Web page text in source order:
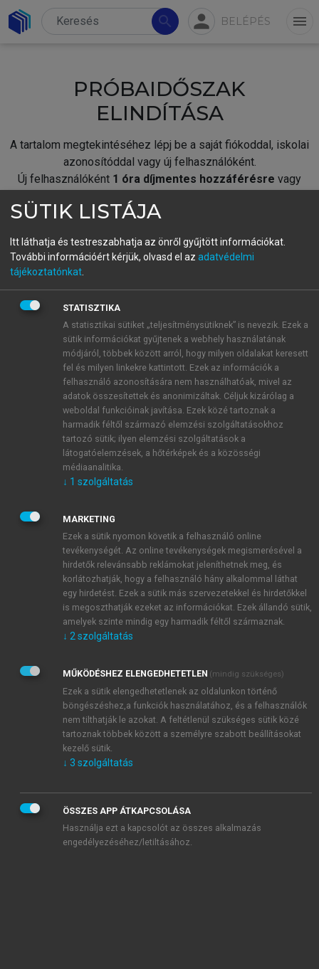
search person BELÉPÉS menu
PRÓBAIDŐSZAK
ELINDÍTÁSA
A tartalom megtekintéséhez lépj be a saját fiókoddal, iskolai
azonosítóddal vagy új felhasználóként.
Új felhasználóként 1 óra díjmentes hozzáférésre vagy
fiókoddal,vagy hozz létre új fiókot.
A regisztráció után apróbaidőszakautomatikusan
BELÉPÉS SAJÁT FIÓKKAL
ÚJ FIÓK LÉTREHOZÁSA
1 óra díjmentes hozzáférés
E-MAIL-CÍM
JELSZÓ
JELSZÓ ÚJRA
Kérek értesítést a MeRSZ újdonságairól, akcióiról.
Kérek értesítést az Akadémiai Kiadó Zrt. újdonságairól,
Adatkezelési tájékoztatóbanfoglaltakat tudomásul
veszem és elfogadom.
Általános vásárlási feltételeket, valamint a szotar.netés a
mersz.huoldalak licencszerződéseiben foglaltakat
tudomásul veszem és elfogadom.
KIPRÓBÁLOM
SÜTIK LISTÁJA
Itt láthatja és testreszabhatja az önről gyűjtött információkat.
További információért kérjük, olvasd el az adatvédelmi
tájékoztatónkat
STATISZTIKA
A statisztikai sütiket „teljesítménysütiknek” is nevezik. Ezek a
sütik információkat gyűjtenek a webhely használatának
módjáról, többek között arról, hogy milyen oldalakat keresett
fel és milyen linkekre kattintott. Ezek az információk a
felhasználó azonosítására nem használhatóak, mivel az
adatok összesítettek és anonimizáltak. Céljuk kizárólag a
weboldal funkcióinak javítása. Ezek közé tartoznak a
harmadik féltől származó elemzési szolgáltatásokhoz
tartozó sütik; ilyen elemzési szolgáltatások a
látogatóelemzések, a hőtérképek és a közösségi
médiaanalitika.
↓ 1 szolgáltatás
MARKETING
Ezek a sütik nyomon követik a felhasználó online
tevékenységét. Az online tevékenységek megismerésével a
hirdetők relevánsabb reklámokat jeleníthetnek meg, és
korlátozhatják, hogy a felhasználó hány alkalommal láthat
egy hirdetést. Ezek a sütik más szervezetekkel és hirdetőkkel
is megoszthatják ezeket az információkat. Ezek állandó sütik,
amelyek szinte mindig egy harmadik féltől származnak.
↓ 2 szolgáltatás
MŰKÖDÉSHEZ ELENGEDHETETLEN (mindig szükséges)
Ezek a sütik elengedhetetlenek az oldalunkon történő
böngészéshez,a funkciók használatához, és a felhasználók
nem tilthatják le azokat. A feltétlenül szükséges sütik közé
tartoznak többek között a személyre szabott beállításokat
kezelő sütik.
↓ 3 szolgáltatás
ÖSSZES APP ÁTKAPCSOLÁSA
Használja ezt a kapcsolót az összes alkalmazás
engedélyezéséhez/letiltásához.